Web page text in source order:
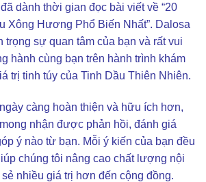
dành thời gian đọc bài viết về “20
Xông Hương Phổ Biến Nhất”. Dalosa
trọng sự quan tâm của bạn và rất vui
hành cùng bạn trên hành trình khám
trị tinh túy của Tinh Dầu Thiên Nhiên.
càng hoàn thiện và hữu ích hơn,
nhận được phản hồi, đánh giá
ý nào từ bạn. Mỗi ý kiến của bạn đều
chúng tôi nâng cao chất lượng nội
nhiều giá trị hơn đến cộng đồng.